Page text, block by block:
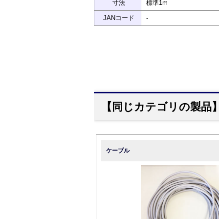
寸法 標準1m
JANコード -
【同じカテゴリの製品
ケーブル